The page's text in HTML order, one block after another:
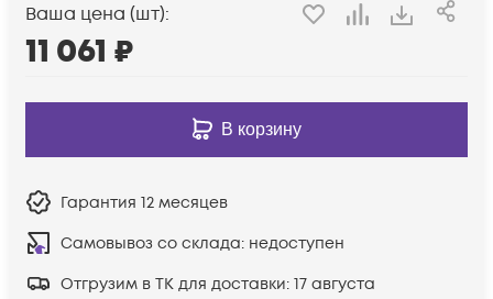
Ваша цена (шт):
11 061 ₽
В корзину
Гарантия 12 месяцев
Самовывоз со склада: недоступен
Отгрузим в ТК для доставки: 17 августа